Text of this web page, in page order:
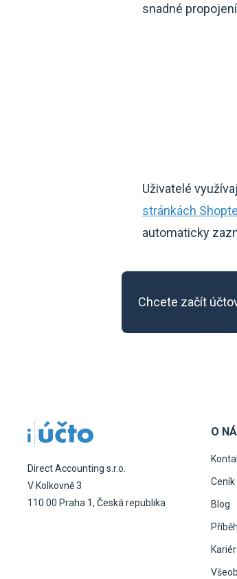
snadné
Uživatelé
stránkách
automaticky
Chcete začít
Direct Accounting s.r.o.
V Kolkovně 3
110 00 Praha 1, Česká republika
O
Ceník
Blog